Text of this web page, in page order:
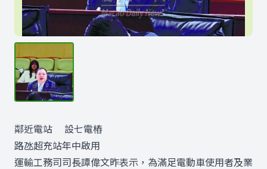
鄰近電站 設七電樁
路氹超充站年中啟用
運輸工務司司長譚偉文昨表示，為滿足電動車使用者及業